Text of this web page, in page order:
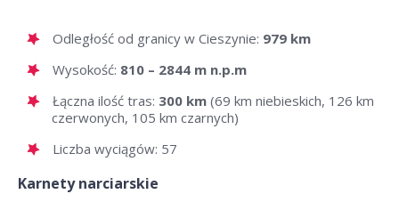
Odległość od granicy w Cieszynie: 979 km
Wysokość: 810 – 2844 m n.p.m
Łączna ilość tras: 300 km (69 km niebieskich, 126 km
czerwonych, 105 km czarnych)
Liczba wyciągów: 57
Karnety narciarskie